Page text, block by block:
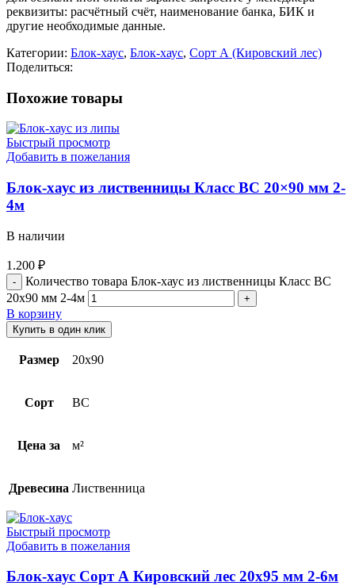
реквизиты: расчётный счёт, наименование банка, БИК и
другие необходимые данные.
Категории: Блок-хаус, Блок-хаус, Сорт А (Кировский лес)
Поделиться:
Похожие товары
Быстрый просмотр
Добавить в пожелания
Блок-хаус из лиственницы Класс ВС 20×90 мм 2-
4м
В наличии
1.200 ₽
Количество товара Блок-хаус из лиственницы Класс ВС
20x90 мм 2-4м
В корзину
Купить в один клик
Размер 20х90
Сорт BC
Цена за м²
Древесина Лиственница
Быстрый просмотр
Добавить в пожелания
Блок-хаус Cорт А Кировский лес 20х95 мм 2-6м